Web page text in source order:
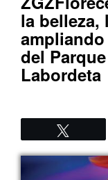
la belleza,
del
Labordeta